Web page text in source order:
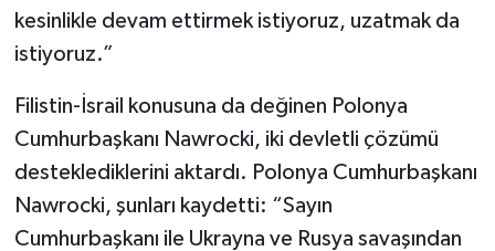
kesinlikle devam ettirmek istiyoruz, uzatmak da
istiyoruz.”
Filistin-İsrail konusuna da değinen Polonya
Cumhurbaşkanı Nawrocki, iki devletli çözümü
desteklediklerini aktardı. Polonya Cumhurbaşkanı
Nawrocki, şunları kaydetti: “Sayın
Cumhurbaşkanı ile Ukrayna ve Rusya savaşından